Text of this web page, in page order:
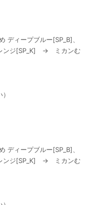
ディープブルー[SP_B]、
ンジ[SP_K] → ミカンむ
ディープブルー[SP_B]、
ンジ[SP_K] → ミカンむ